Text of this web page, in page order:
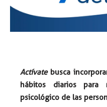
Actívatebusca
hábitos diarios
psicológico de las